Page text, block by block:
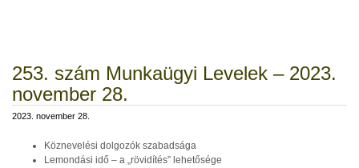
253. szám Munkaügyi Levelek – 2023.
november 28.
2023. november 28.
Köznevelési dolgozók szabadsága
Lemondási idő – a „rövidítés” lehetősége